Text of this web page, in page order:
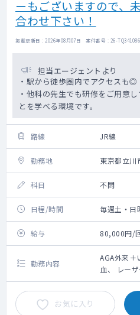
ーもございますので、
合わせ下さい！
掲載更新日 : 2026年08月07日 案件番号 : 26-TQ341086
担当エージェントより
・駅から徒歩圏内でアクセスも◎
・他科の先生でも研修をご用意
とを学べる環境です。
路線 JR線
勤務地 東京都立川
科目 不問
日程/時間 毎週土・
給与 80,000円/
勤務内容
AGA外来＋
血、 レー
お気に入り